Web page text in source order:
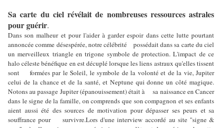
Sa carte du ciel révélait de nombreuses ressources astrales
pour guérir.
Dans son malheur et pour l'aider à garder espoir dans cette lutte pourtant
annoncée comme désespérée, notre célébrité possédait dans sa carte du ciel
un merveilleux triangle en trigone symbole de protection. L'impact de ce
halo céleste bénéfique en est décuplé lorsque les liens astraux qu'elles tissent
sont formées par le Soleil, le symbole de la volonté et de la vie, Jupiter
celui de la chance et de la santé, et Neptune qui donne un côté magique.
Notons au passage Jupiter (épanouissement) était à sa naissance en Cancer
dans le signe de la famille, on comprends que son compagnon et ses enfants
aient aussi été des sources de motivation pour dépasser ses peurs et sa
souffrance pour survivre.Lors d'une interview accordé au site "signe &